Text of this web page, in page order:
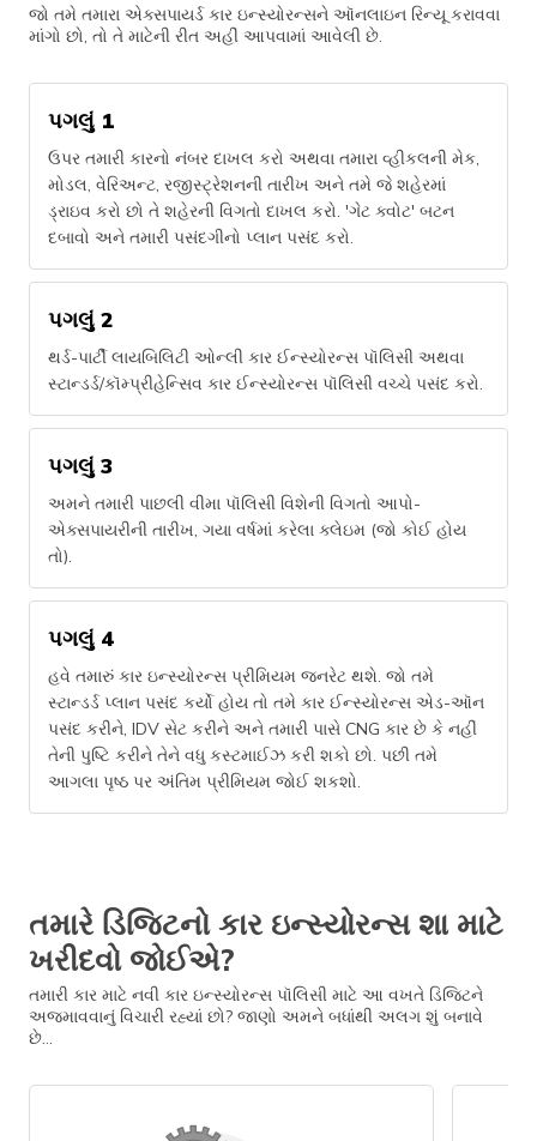
જો તમે તમારા એક્સપાયર્ડ કાર ઇન્સ્યોરન્સને ઑનલાઇન રિન્યૂ કરાવવા
માંગો છો, તો તે માટેની રીત અહીં આપવામાં આવેલી છે.
પગલું 1
ઉપર તમારી કારનો નંબર દાખલ કરો અથવા તમારા વ્હીકલની મેક,
મોડલ, વેરિઅન્ટ, રજીસ્ટ્રેશનની તારીખ અને તમે જે શહેરમાં
ડ્રાઇવ કરો છો તે શહેરની વિગતો દાખલ કરો. 'ગેટ ક્વોટ' બટન
દબાવો અને તમારી પસંદગીનો પ્લાન પસંદ કરો.
પગલું 2
થર્ડ-પાર્ટી લાયબિલિટી ઓન્લી કાર ઈન્સ્યોરન્સ પૉલિસી અથવા
સ્ટાન્ડર્ડ/કૉમ્પ્રીહેન્સિવ કાર ઈન્સ્યોરન્સ પૉલિસી વચ્ચે પસંદ કરો.
પગલું 3
અમને તમારી પાછલી વીમા પૉલિસી વિશેની વિગતો આપો-
એક્સપાયરીની તારીખ, ગયા વર્ષમાં કરેલા ક્લેઇમ (જો કોઈ હોય
તો).
પગલું 4
હવે તમારું કાર ઇન્સ્યોરન્સ પ્રીમિયમ જનરેટ થશે. જો તમે
સ્ટાન્ડર્ડ પ્લાન પસંદ કર્યો હોય તો તમે કાર ઈન્સ્યોરન્સ એડ-ઑન
પસંદ કરીને, IDV સેટ કરીને અને તમારી પાસે CNG કાર છે કે નહીં
તેની પુષ્ટિ કરીને તેને વધુ કસ્ટમાઈઝ કરી શકો છો. પછી તમે
આગલા પૃષ્ઠ પર અંતિમ પ્રીમિયમ જોઈ શકશો.
તમારે ડિજિટનો કાર ઇન્સ્યોરન્સ શા માટે
ખરીદવો જોઈએ?
તમારી કાર માટે નવી કાર ઇન્સ્યોરન્સ પૉલિસી માટે આ વખતે ડિજિટને
અજમાવવાનું વિચારી રહ્યાં છો? જાણો અમને બધાંથી અલગ શું બનાવે
છે...